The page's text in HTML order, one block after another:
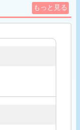
もっと見る